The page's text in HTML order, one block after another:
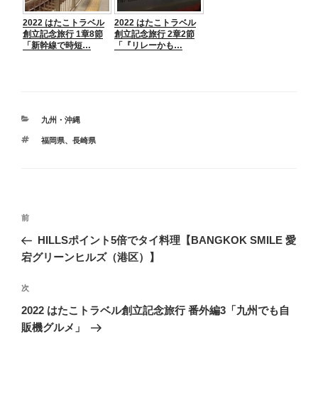
2022 はたこトラベル
創立記念旅行 1章8節
「新幹線で時短…
2022 はたこトラベル
創立記念旅行 2章2節
「『リレーかも…
カ
ゴ
九州・沖縄
タ
福岡県、 長崎県
投
ナ
ゲ
ー
シ
前
の
投
前
HILLSポイント5倍でタイ料理【BANGKOK SMILE 愛
宕グリーンヒルズ（港区）】
次
の
投
次
2022 はたこトラベル創立記念旅行 番外編3「九州でも自
販機グルメ」